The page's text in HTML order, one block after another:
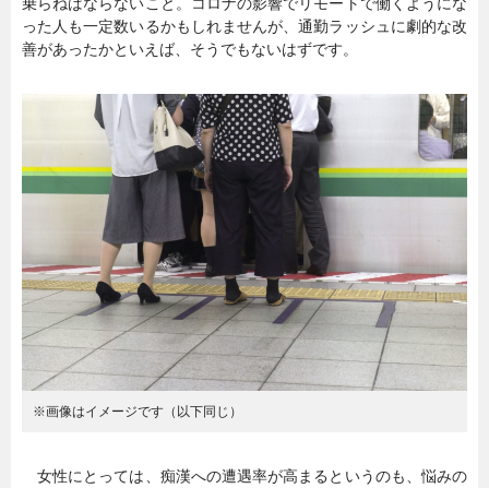
暮らし エンタメ
連載一覧
った人も一定数いるかもしれませんが、通勤ラッシュに劇的な改
善があったかといえば、そうでもないはずです。
※画像はイメージです（以下同じ）
女性にとっては、痴漢への遭遇率が高まるというのも、悩みの